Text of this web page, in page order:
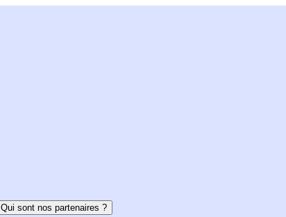
Qui sont nos partenaires ?